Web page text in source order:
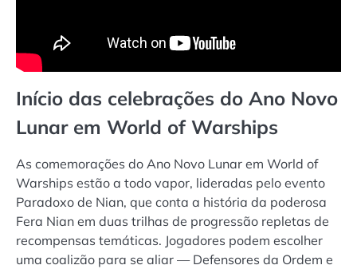
Início das celebrações do Ano Novo
Lunar em World of Warships
As comemorações do Ano Novo Lunar em World of
Warships estão a todo vapor, lideradas pelo evento
Paradoxo de Nian, que conta a história da poderosa
Fera Nian em duas trilhas de progressão repletas de
recompensas temáticas. Jogadores podem escolher
uma coalizão para se aliar — Defensores da Ordem e